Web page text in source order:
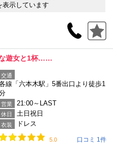
表示しています
な遊女と1杯……
交通
線「六本木駅」5番出口より徒歩1
営業 21:00～LAST
休日 土日祝日
衣装 ドレス
5.0 口コミ 1件